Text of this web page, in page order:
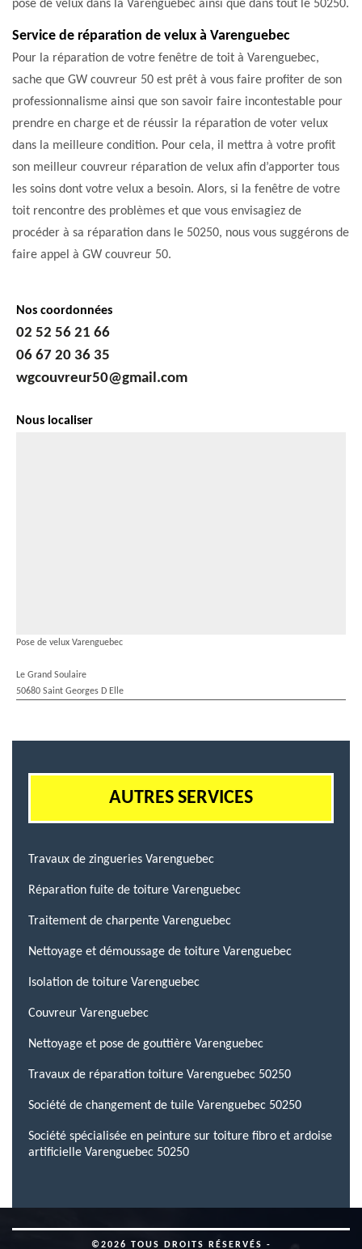
pose de velux dans la Varenguebec ainsi que dans tout le 50250.
Service de réparation de velux à Varenguebec
Pour la réparation de votre fenêtre de toit à Varenguebec,
sache que GW couvreur 50 est prêt à vous faire profiter de son
professionnalisme ainsi que son savoir faire incontestable pour
prendre en charge et de réussir la réparation de voter velux
dans la meilleure condition. Pour cela, il mettra à votre profit
son meilleur couvreur réparation de velux afin d’apporter tous
les soins dont votre velux a besoin. Alors, si la fenêtre de votre
toit rencontre des problèmes et que vous envisagiez de
procéder à sa réparation dans le 50250, nous vous suggérons de
faire appel à GW couvreur 50.
Nos coordonnées
02 52 56 21 66
06 67 20 36 35
wgcouvreur50@gmail.com
Nous localiser
Pose de velux Varenguebec
Le Grand Soulaire
50680 Saint Georges D Elle
AUTRES SERVICES
Travaux de zingueries Varenguebec
Réparation fuite de toiture Varenguebec
Traitement de charpente Varenguebec
Nettoyage et démoussage de toiture Varenguebec
Isolation de toiture Varenguebec
Couvreur Varenguebec
Nettoyage et pose de gouttière Varenguebec
Travaux de réparation toiture Varenguebec 50250
Société de changement de tuile Varenguebec 50250
Société spécialisée en peinture sur toiture fibro et ardoise
artificielle Varenguebec 50250
©2026 TOUS DROITS RÉSERVÉS -